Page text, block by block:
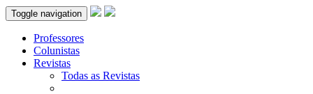
Toggle navigation
Professores
Colunistas
Revistas
Todas as Revistas